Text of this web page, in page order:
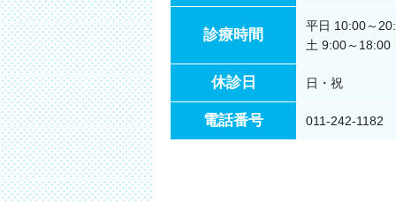
診療時間
平日 10:00～
土 9:00～18:00
休診日 日・祝
電話番号 011-242-1182